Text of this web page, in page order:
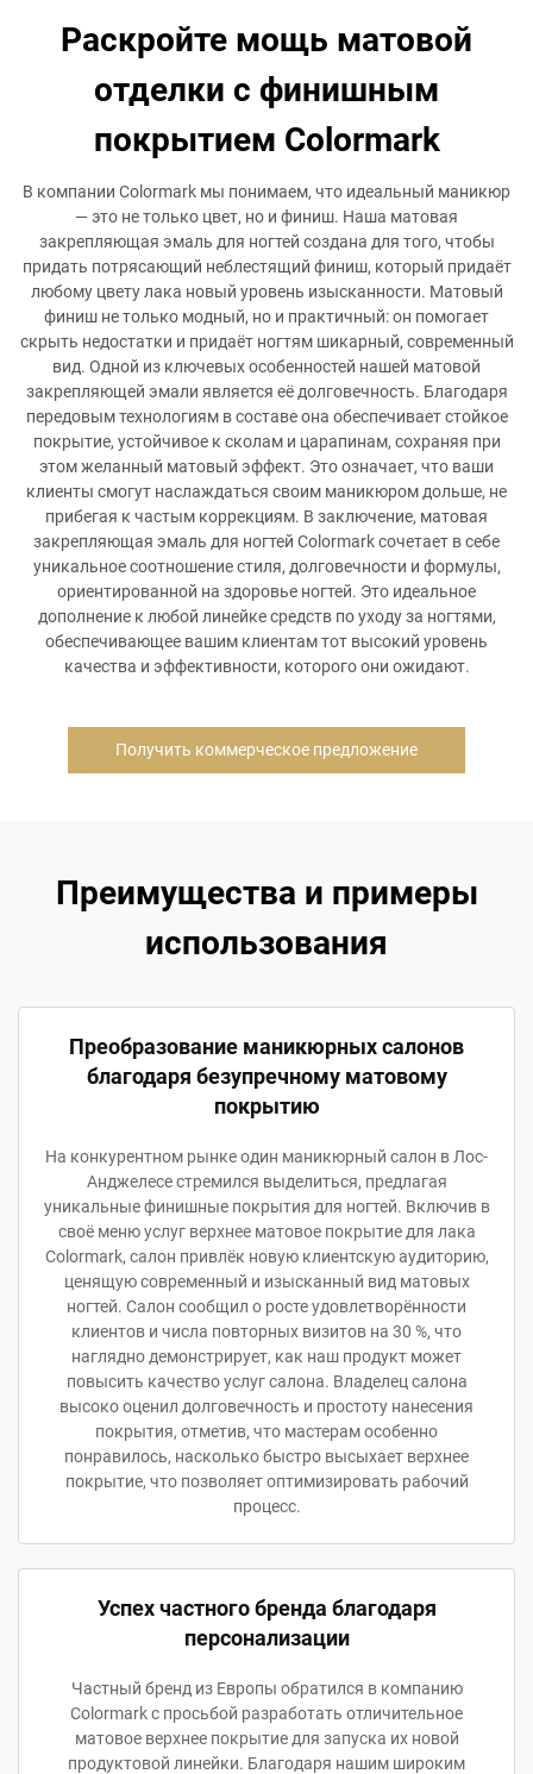
Раскройте мощь матовой
отделки с финишным
покрытием Colormark
В компании Colormark мы понимаем, что идеальный маникюр
— это не только цвет, но и финиш. Наша матовая
закрепляющая эмаль для ногтей создана для того, чтобы
придать потрясающий неблестящий финиш, который придаёт
любому цвету лака новый уровень изысканности. Матовый
финиш не только модный, но и практичный: он помогает
скрыть недостатки и придаёт ногтям шикарный, современный
вид. Одной из ключевых особенностей нашей матовой
закрепляющей эмали является её долговечность. Благодаря
передовым технологиям в составе она обеспечивает стойкое
покрытие, устойчивое к сколам и царапинам, сохраняя при
этом желанный матовый эффект. Это означает, что ваши
клиенты смогут наслаждаться своим маникюром дольше, не
прибегая к частым коррекциям. В заключение, матовая
закрепляющая эмаль для ногтей Colormark сочетает в себе
уникальное соотношение стиля, долговечности и формулы,
ориентированной на здоровье ногтей. Это идеальное
дополнение к любой линейке средств по уходу за ногтями,
обеспечивающее вашим клиентам тот высокий уровень
качества и эффективности, которого они ожидают.
Получить коммерческое предложение
Преимущества и примеры
использования
Преобразование маникюрных салонов
благодаря безупречному матовому
покрытию
На конкурентном рынке один маникюрный салон в Лос-
Анджелесе стремился выделиться, предлагая
уникальные финишные покрытия для ногтей. Включив в
своё меню услуг верхнее матовое покрытие для лака
Colormark, салон привлёк новую клиентскую аудиторию,
ценящую современный и изысканный вид матовых
ногтей. Салон сообщил о росте удовлетворённости
клиентов и числа повторных визитов на 30 %, что
наглядно демонстрирует, как наш продукт может
повысить качество услуг салона. Владелец салона
высоко оценил долговечность и простоту нанесения
покрытия, отметив, что мастерам особенно
понравилось, насколько быстро высыхает верхнее
покрытие, что позволяет оптимизировать рабочий
процесс.
Успех частного бренда благодаря
персонализации
Частный бренд из Европы обратился в компанию
Colormark с просьбой разработать отличительное
матовое верхнее покрытие для запуска их новой
продуктовой линейки. Благодаря нашим широким